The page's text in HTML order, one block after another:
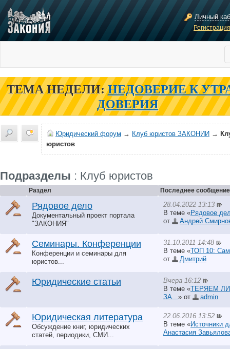
Личный
ТЕМА НЕДЕЛИ: НЕДОВЕРИЕ К
ДОВЕРИЯ
Юридический форум → Клуб юристов ЗАКОНИИ →
юристов
Подразделы : Клуб юристов
Раздел Последнее сообщение
Рядовое дело
Документальный проект портала
"ЗАКОНИЯ"
28.04.2022 13:13
В теме «Рядовое
от
Андрей
Семинары. Конференции
Конференции и семинары для
юристов...
31.10.2011 14:48
В теме «ТОП 10:
от
Дмитрий
Юридические статьи
Вчера 16:12
В теме «ТЕРЯЕМ
ЗА... » от аdmin
Юридическая литература
Обсуждение книг, юридических
статей, периодики, СМИ...
22.06.2016 13:52
В теме «Источники
Анастасия